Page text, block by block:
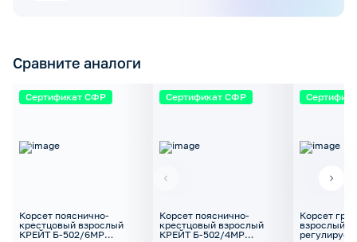
Сравните аналоги
Сертификат СФР
Корсет пояснично-
крестцовый взрослый
КРЕЙТ Б-502/6МР
Сертификат СФР
Корсет пояснично-
крестцовый взрослый
КРЕЙТ Б-502/4МР
Корсет
взрослый